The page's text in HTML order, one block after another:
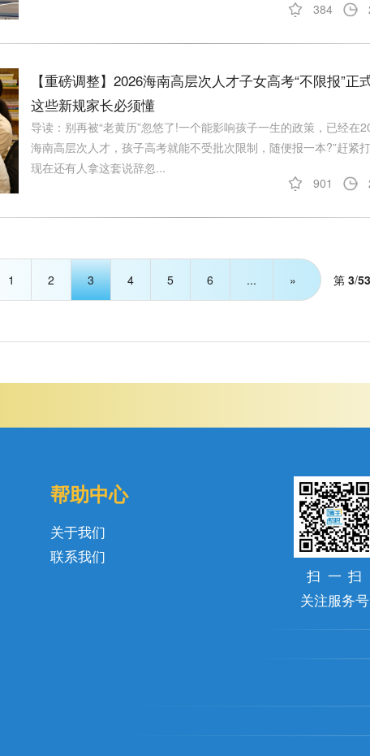
384
【重磅调整】2026海南高层次人才子女高考“不限报”正
这些新规家长必须懂
导读：别再被“老黄历”忽悠了!一个能影响孩子一生的政策，已经在
海南高层次人才，孩子高考就能不受批次限制，随便报一本?”赶紧
现在还有人拿这套说辞忽...
901
1 2 3 4 5 6 ... » 第 3/
帮助中心
关于我们
联系我们
扫 一 扫
关注服务号